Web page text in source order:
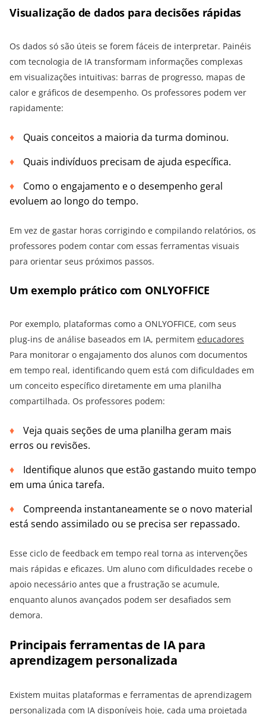
Visualização de dados para decisões rápidas
Os dados só são úteis se forem fáceis de interpretar. Painéis
com tecnologia de IA transformam informações complexas
em visualizações intuitivas: barras de progresso, mapas de
calor e gráficos de desempenho. Os professores podem ver
rapidamente:
Quais conceitos a maioria da turma dominou.
Quais indivíduos precisam de ajuda específica.
Como o engajamento e o desempenho geral
evoluem ao longo do tempo.
Em vez de gastar horas corrigindo e compilando relatórios, os
professores podem contar com essas ferramentas visuais
para orientar seus próximos passos.
Um exemplo prático com ONLYOFFICE
Por exemplo, plataformas como a ONLYOFFICE, com seus
plug-ins de análise baseados em IA, permitem educadores
Para monitorar o engajamento dos alunos com documentos
em tempo real, identificando quem está com dificuldades em
um conceito específico diretamente em uma planilha
compartilhada. Os professores podem:
Veja quais seções de uma planilha geram mais
erros ou revisões.
Identifique alunos que estão gastando muito tempo
em uma única tarefa.
Compreenda instantaneamente se o novo material
está sendo assimilado ou se precisa ser repassado.
Esse ciclo de feedback em tempo real torna as intervenções
mais rápidas e eficazes. Um aluno com dificuldades recebe o
apoio necessário antes que a frustração se acumule,
enquanto alunos avançados podem ser desafiados sem
demora.
Principais ferramentas de IA para
aprendizagem personalizada
Existem muitas plataformas e ferramentas de aprendizagem
personalizada com IA disponíveis hoje, cada uma projetada